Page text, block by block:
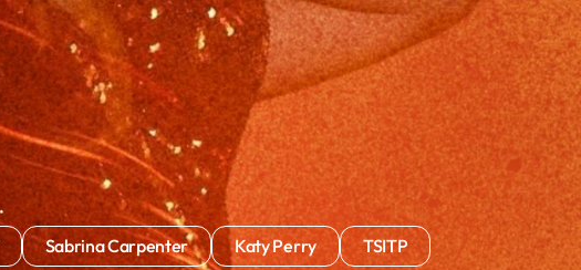
Sabrina Carpenter Katy Perry TSITP